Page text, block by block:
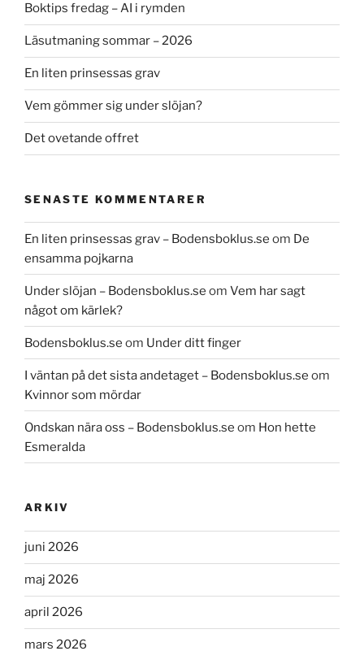
Boktips fredag – AI i rymden
Läsutmaning sommar – 2026
En liten prinsessas grav
Vem gömmer sig under slöjan?
Det ovetande offret
SENASTE KOMMENTARER
En liten prinsessas grav – Bodensboklus.se om De
ensamma pojkarna
Under slöjan – Bodensboklus.se om Vem har sagt
något om kärlek?
Bodensboklus.se om Under ditt finger
I väntan på det sista andetaget – Bodensboklus.se om
Kvinnor som mördar
Ondskan nära oss – Bodensboklus.se om Hon hette
Esmeralda
ARKIV
juni 2026
maj 2026
april 2026
mars 2026